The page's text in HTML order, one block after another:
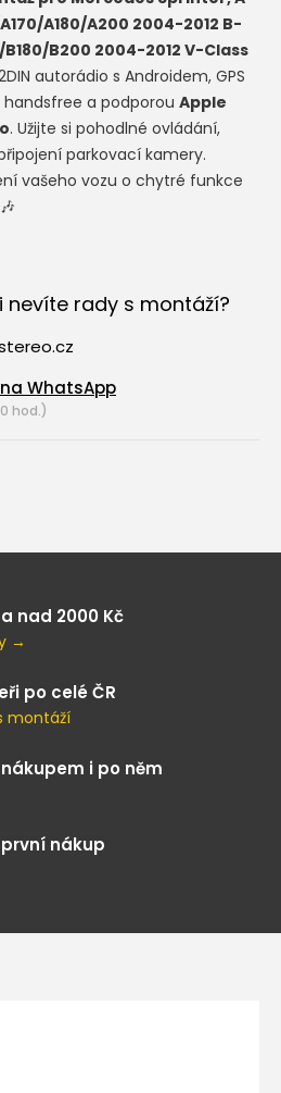
A180/A200 2004-2012 B-
B180/B200 2004-2012 V-Class
autorádio s Androidem, GPS
handsfree a podporou Apple
. Užijte si pohodlné ovládání,
parkovací kamery.
vašeho vozu o chytré funkce
nevíte rady s montáží?
WhatsApp
hod.)
nad 2000 Kč
→
po celé ČR
montáží
i po něm
první nákup